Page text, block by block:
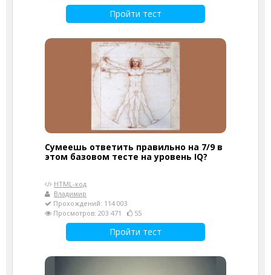
Пройти тест
Сумеешь ответить правильно на 7/9 в
этом базовом тесте на уровень IQ?
HTML-код
Владимир
Прохождений: 114 003
Просмотров: 203 471
55
Пройти тест